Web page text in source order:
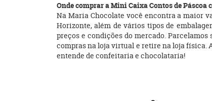
Onde comprar a Mini Caixa Contos de Páscoa
Na Maria Chocolate você encontra a maior
Horizonte, além de vários tipos de
preços e condições do mercado.
compras na loja virtual e retire na loja física.
entende de confeitaria e chocolataria!